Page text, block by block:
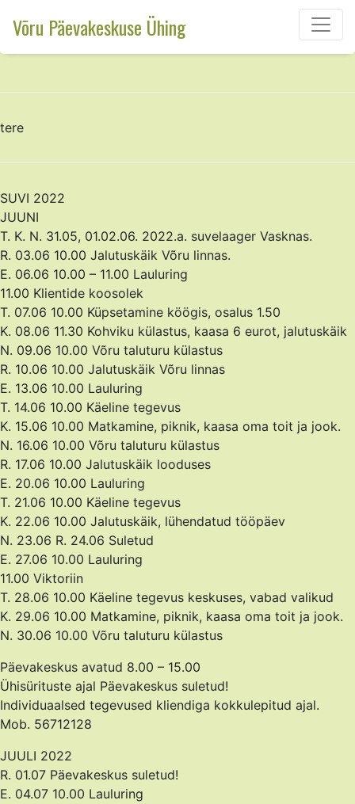
Võru Päevakeskuse Ühing
tere
SUVI 2022
JUUNI
T. K. N. 31.05, 01.02.06. 2022.a. suvelaager Vasknas.
R. 03.06 10.00 Jalutuskäik Võru linnas.
E. 06.06 10.00 – 11.00 Lauluring
11.00 Klientide koosolek
T. 07.06 10.00 Küpsetamine köögis, osalus 1.50
K. 08.06 11.30 Kohviku külastus, kaasa 6 eurot, jalutuskäik
N. 09.06 10.00 Võru taluturu külastus
R. 10.06 10.00 Jalutuskäik Võru linnas
E. 13.06 10.00 Lauluring
T. 14.06 10.00 Käeline tegevus
K. 15.06 10.00 Matkamine, piknik, kaasa oma toit ja jook.
N. 16.06 10.00 Võru taluturu külastus
R. 17.06 10.00 Jalutuskäik looduses
E. 20.06 10.00 Lauluring
T. 21.06 10.00 Käeline tegevus
K. 22.06 10.00 Jalutuskäik, lühendatud tööpäev
N. 23.06 R. 24.06 Suletud
E. 27.06 10.00 Lauluring
11.00 Viktoriin
T. 28.06 10.00 Käeline tegevus keskuses, vabad valikud
K. 29.06 10.00 Matkamine, piknik, kaasa oma toit ja jook.
N. 30.06 10.00 Võru taluturu külastus
Päevakeskus avatud 8.00 – 15.00
Ühisürituste ajal Päevakeskus suletud!
Individuaalsed tegevused kliendiga kokkulepitud ajal.
Mob. 56712128
JUULI 2022
R. 01.07 Päevakeskus suletud!
E. 04.07 10.00 Lauluring